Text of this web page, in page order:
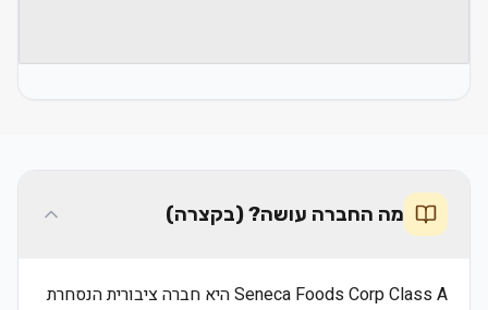
מה החברה עושה? (בקצרה)
Seneca Foods Corp Class A היא חברה ציבורית הנסחרת